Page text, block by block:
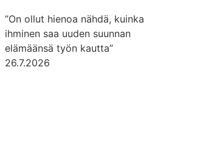
”On ollut hienoa nähdä, kuinka
ihminen saa uuden suunnan
elämäänsä työn kautta”
26.7.2026